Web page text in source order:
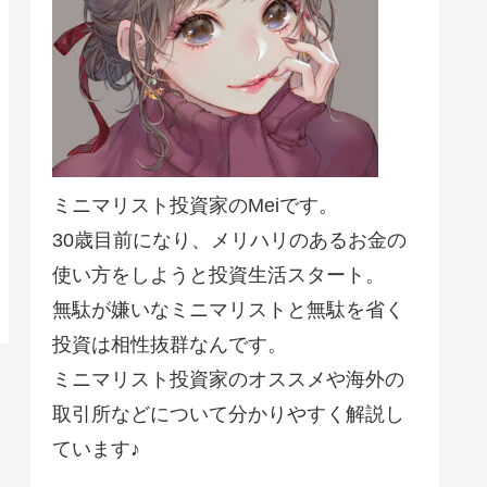
ミニマリスト投資家のMeiです。
30歳目前になり、メリハリのあるお金の
使い方をしようと投資生活スタート。
無駄が嫌いなミニマリストと無駄を省く
投資は相性抜群なんです。
ミニマリスト投資家のオススメや海外の
取引所などについて分かりやすく解説し
ています♪